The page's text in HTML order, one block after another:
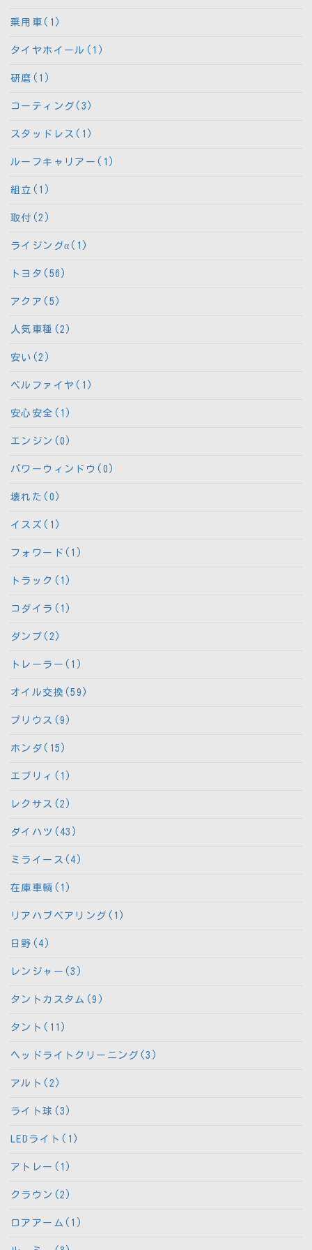
乗用車(1)
タイヤホイール(1)
研磨(1)
コーティング(3)
スタッドレス(1)
ルーフキャリアー(1)
組立(1)
取付(2)
ライジングα(1)
トヨタ(56)
アクア(5)
人気車種(2)
安い(2)
ベルファイヤ(1)
安心安全(1)
エンジン(0)
パワーウィンドウ(0)
壊れた(0)
イスズ(1)
フォワード(1)
トラック(1)
コダイラ(1)
ダンプ(2)
トレーラー(1)
オイル交換(59)
プリウス(9)
ホンダ(15)
エブリィ(1)
レクサス(2)
ダイハツ(43)
ミライース(4)
在庫車輌(1)
リアハブベアリング(1)
日野(4)
レンジャー(3)
タントカスタム(9)
タント(11)
ヘッドライトクリーニング(3)
アルト(2)
ライト球(3)
LEDライト(1)
アトレー(1)
クラウン(2)
ロアアーム(1)